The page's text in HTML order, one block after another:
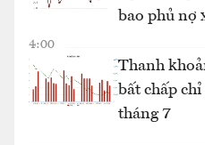
bao phủ nợ
4:00
Thanh
bất chấp
tháng 7